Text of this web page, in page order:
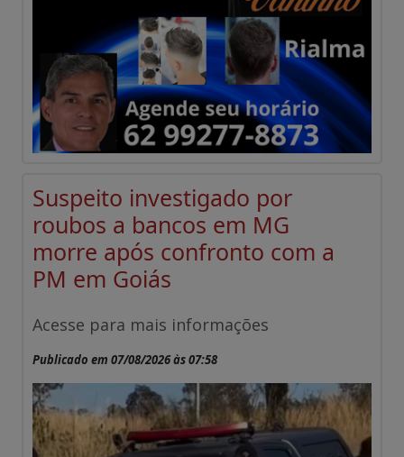
Suspeito investigado por
roubos a bancos em MG
morre após confronto com a
PM em Goiás
Acesse para mais informações
Publicado em 07/08/2026 às 07:58